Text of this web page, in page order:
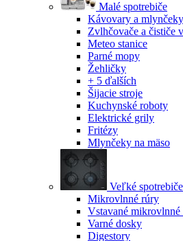
Malé spotrebiče
Kávovary a
Zvlhčovače a čističe
Meteo stanice
Parné mopy
Žehličky
+ 5 ďalších
Šijacie stroje
Kuchynské roboty
Elektrické grily
Fritézy
Mlynčeky na mäso
Veľké spotrebiče
Mikrovlnné rúry
Vstavané mikrovlnné
Varné dosky
Digestory